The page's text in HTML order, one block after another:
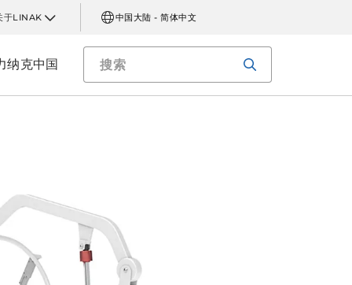
于LINAK 中国大陆 - 简体中文
纳克中国